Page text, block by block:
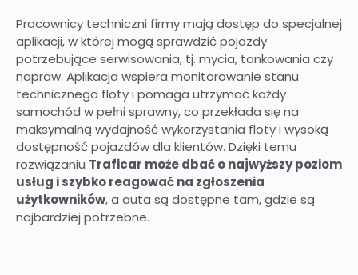
Pracownicy techniczni firmy mają dostęp do specjalnej
aplikacji, w której mogą sprawdzić pojazdy
potrzebujące serwisowania, tj. mycia, tankowania czy
napraw. Aplikacja wspiera monitorowanie stanu
technicznego floty i pomaga utrzymać każdy
samochód w pełni sprawny, co przekłada się na
maksymalną wydajność wykorzystania floty i wysoką
dostępność pojazdów dla klientów. Dzięki temu
rozwiązaniu Traficar może dbać o najwyższy poziom
usług i szybko reagować na zgłoszenia
użytkowników, a auta są dostępne tam, gdzie są
najbardziej potrzebne.